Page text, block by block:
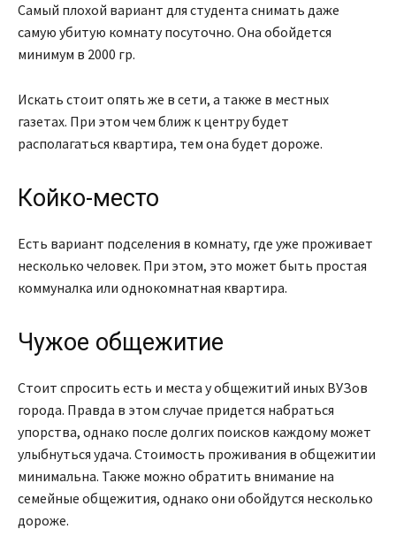
Самый плохой вариант для студента снимать даже
самую убитую комнату посуточно. Она обойдется
минимум в 2000 гр.
Искать стоит опять же в сети, а также в местных
газетах. При этом чем ближ к центру будет
располагаться квартира, тем она будет дороже.
Койко-место
Есть вариант подселения в комнату, где уже проживает
несколько человек. При этом, это может быть простая
коммуналка или однокомнатная квартира.
Чужое общежитие
Стоит спросить есть и места у общежитий иных ВУЗов
города. Правда в этом случае придется набраться
упорства, однако после долгих поисков каждому может
улыбнуться удача. Стоимость проживания в общежитии
минимальна. Также можно обратить внимание на
семейные общежития, однако они обойдутся несколько
дороже.